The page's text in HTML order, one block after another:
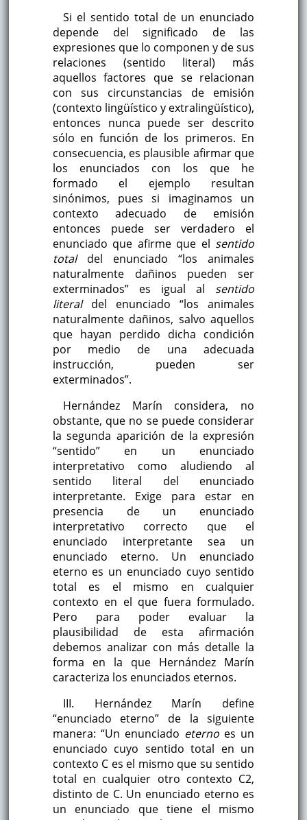
Si el sentido total de un enunciado
depende del significado de las
expresiones que lo componen y de sus
relaciones (sentido literal) más
aquellos factores que se relacionan
con sus circunstancias de emisión
(contexto lingüístico y extralingüístico),
entonces nunca puede ser descrito
sólo en función de los primeros. En
consecuencia, es plausible afirmar que
los enunciados con los que he
formado el ejemplo resultan
sinónimos, pues si imaginamos un
contexto adecuado de emisión
entonces puede ser verdadero el
enunciado que afirme que el sentido
totaldel enunciado “los animales
naturalmente dañinos pueden ser
exterminados” es igual al sentido
literaldel enunciado “los animales
naturalmente dañinos, salvo aquellos
que hayan perdido dicha condición
por medio de una adecuada
instrucción, pueden ser
exterminados”.
Hernández Marín considera, no
obstante, que no se puede considerar
la segunda aparición de la expresión
“sentido” en un enunciado
interpretativo como aludiendo al
sentido literal del enunciado
interpretante. Exige para estar en
presencia de un enunciado
interpretativo correcto que el
enunciado interpretante sea un
enunciado eterno. Un enunciado
eterno es un enunciado cuyo sentido
total es el mismo en cualquier
contexto en el que fuera formulado.
Pero para poder evaluar la
plausibilidad de esta afirmación
debemos analizar con más detalle la
forma en la que Hernández Marín
caracteriza los enunciados eternos.
III. Hernández Marín define
“enunciado eterno” de la siguiente
manera: “Un enunciado eterno es un
enunciado cuyo sentido total en un
contexto C es el mismo que su sentido
total en cualquier otro contexto C2,
distinto de C. Un enunciado eterno es
un enunciado que tiene el mismo